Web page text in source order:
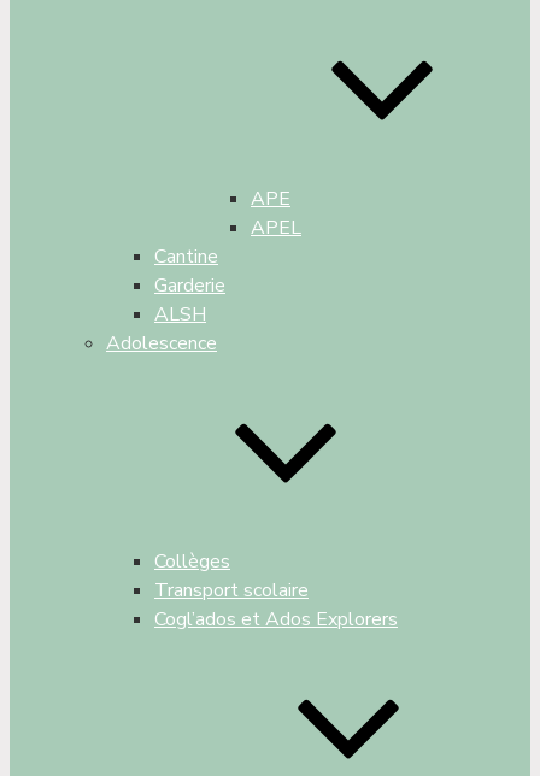
APE
APEL
Cantine
Garderie
ALSH
Adolescence
Collèges
Transport scolaire
Cogl’ados et Ados Explorers